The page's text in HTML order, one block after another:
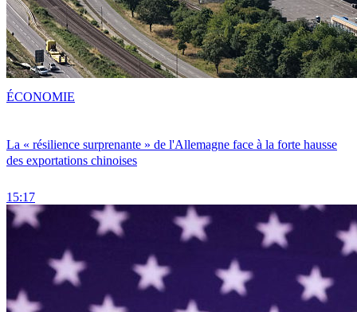
La « résilience surprenante » de l'Allemagne face à la forte hausse
des exportations chinoises
15:17
ÉCONOMIE